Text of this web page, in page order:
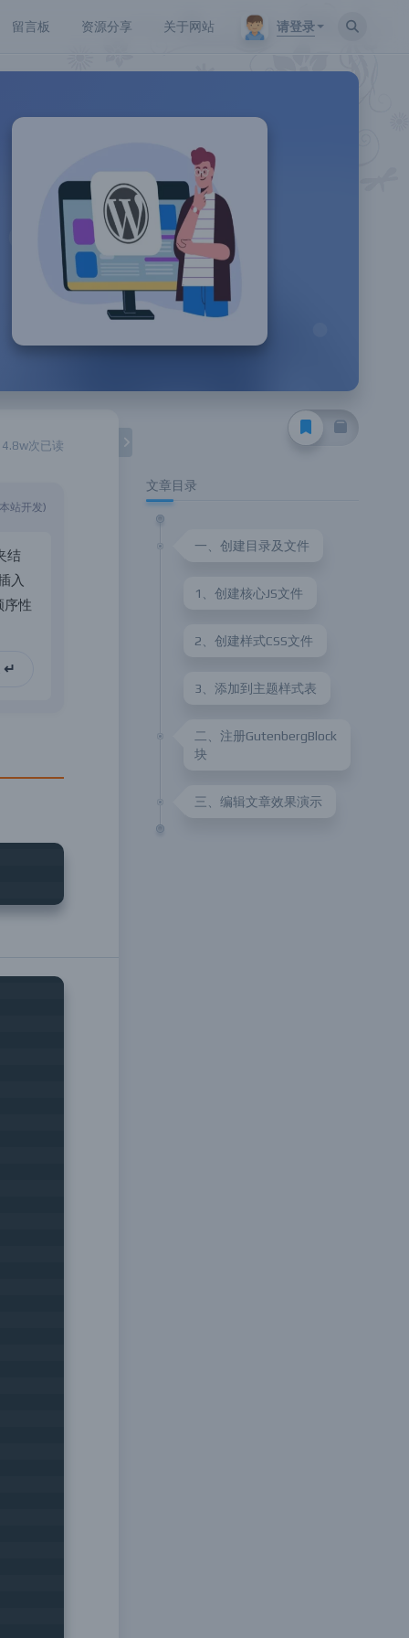
留言板 资源分享 关于网站 请登录
4.8w次已读
站开发)
结
入
序性
↵
文章目录
一、创建目录及文件
1、创建核心JS文件
2、创建样式CSS文件
3、添加到主题样式表
二、注册GutenbergBlock
块
三、编辑文章效果演示